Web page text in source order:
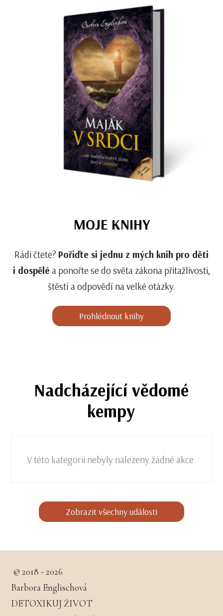
MOJE KNIHY
Rádi čtete? Pořiďte si jednu z mých knih pro děti
i dospělé a ponořte se do světa zákona přitažlivosti,
štěstí a odpovědí na velké otázky.
Prohlédnout knihy
Nadcházející vědomé
kempy
V této kategorii nebyly nalezeny žádné akce.
Zobrazit všechny události
© 2018 - 2026
Barbora Englischová
DETOXIKUJ ŽIVOT